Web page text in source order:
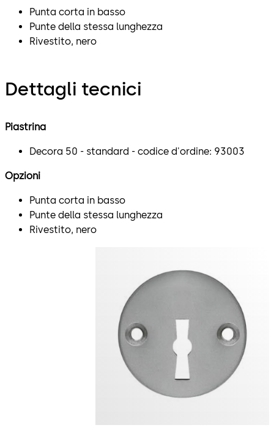
Punta corta in basso
Punte della stessa lunghezza
Rivestito, nero
Dettagli tecnici
Piastrina
Decora 50 - standard - codice d'ordine: 93003
Opzioni
Punta corta in basso
Punte della stessa lunghezza
Rivestito, nero